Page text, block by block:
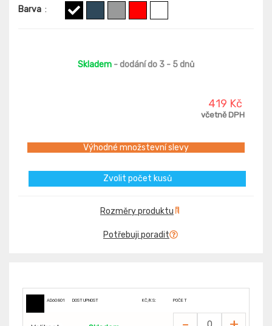
Barva :
Skladem - dodání do 3 - 5 dnů
419 Kč
včetně DPH
Výhodné množstevní slevy
Zvolit počet kusů
Rozměry produktu
Potřebuji poradit
AD60801 DOSTUPNOST KČ/KS: POČET